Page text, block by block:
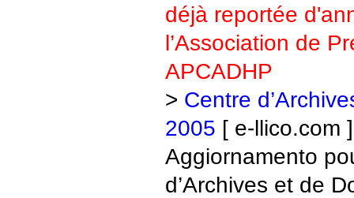
déjà reportée
l’Association de
APCADHP
> Centre
2005 [ e-llico.com
Aggiornamento
d’Archives et de